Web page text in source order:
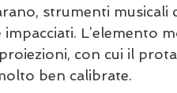
strumenti
L’elemento
con cui il
ben calibrate.